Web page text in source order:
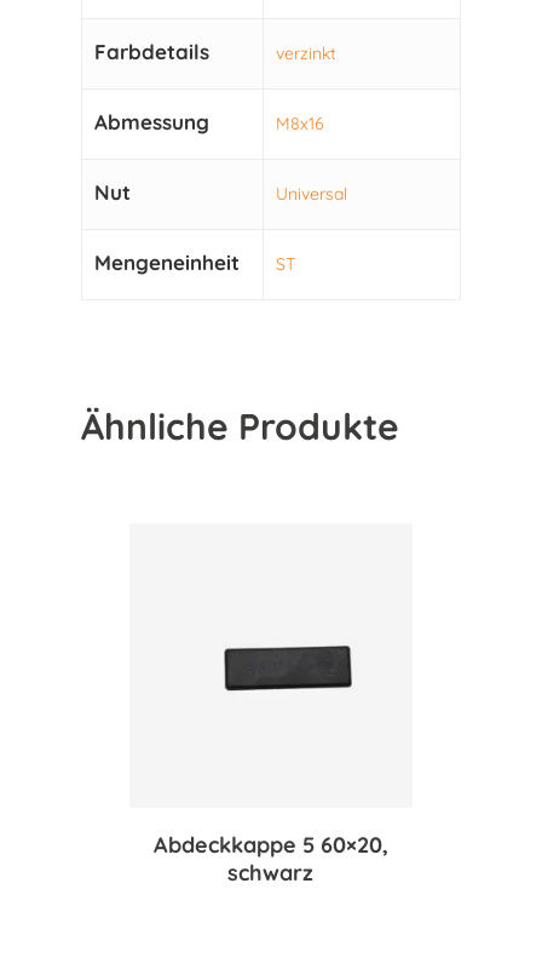
Farbdetails verzinkt
Abmessung M8x16
Nut Universal
Mengeneinheit ST
Ähnliche Produkte
Abdeckkappe 5 60×20,
schwarz